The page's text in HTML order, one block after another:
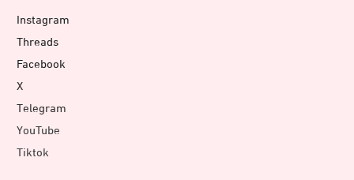
Instagram
Threads
Facebook
X
Telegram
YouTube
Tiktok